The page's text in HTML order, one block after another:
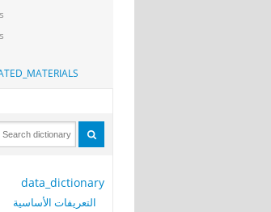
data_dictionary
التعريفات الأساسية